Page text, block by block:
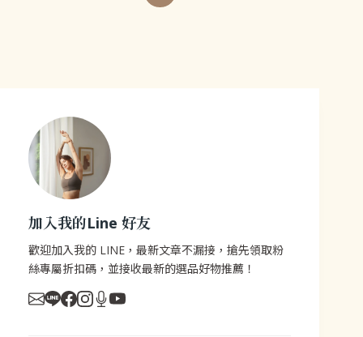
加入我的Line 好友
歡迎加入我的 LINE，最新文章不漏接，搶先領取粉
絲專屬折扣碼，並接收最新的選品好物推薦！